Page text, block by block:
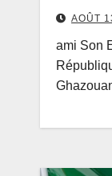
AOÛT
ami Son